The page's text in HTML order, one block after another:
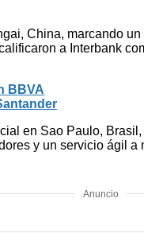
China, marcando
a Interbank
BBVA
en Sao Paulo,
y un servicio ágil
Anuncio